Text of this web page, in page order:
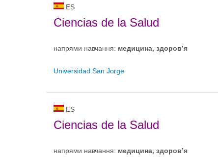
ES
Ciencias de la Salud
напрями навчання: медицина, здоров’я
Universidad San Jorge
ES
Ciencias de la Salud
напрями навчання: медицина, здоров’я